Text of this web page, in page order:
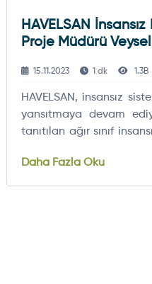
HAVELSAN
Proje Müdürü
15.11.2023 1 dk 1.3B
HAVELSAN, insansız
yansıtmaya devam
tanıtılan ağır sınıf
Daha Fazla Oku